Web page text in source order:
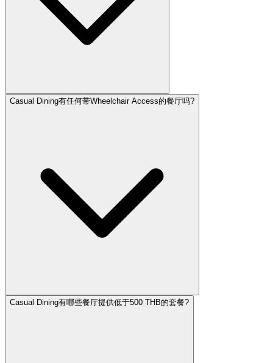
Casual Dining有任何带Wheelchair Access的餐厅吗?
Casual Dining有哪些餐厅提供低于500 THB的套餐?